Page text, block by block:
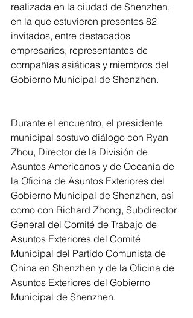
realizada en la ciudad de Shenzhen,
en la que estuvieron presentes 82
invitados, entre destacados
empresarios, representantes de
compañías asiáticas y miembros del
Gobierno Municipal de Shenzhen.
Durante el encuentro, el presidente
municipal sostuvo diálogo con Ryan
Zhou, Director de la División de
Asuntos Americanos y de Oceanía de
la Oficina de Asuntos Exteriores del
Gobierno Municipal de Shenzhen, así
como con Richard Zhong, Subdirector
General del Comité de Trabajo de
Asuntos Exteriores del Comité
Municipal del Partido Comunista de
China en Shenzhen y de la Oficina de
Asuntos Exteriores del Gobierno
Municipal de Shenzhen.